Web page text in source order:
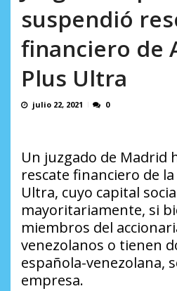
suspendió
financiero de
Plus Ultra
julio 22, 2021 0
Un juzgado de Madrid
rescate financiero de
Ultra, cuyo capital
mayoritariamente, si
miembros del
venezolanos o tienen
española-venezolana,
empresa.